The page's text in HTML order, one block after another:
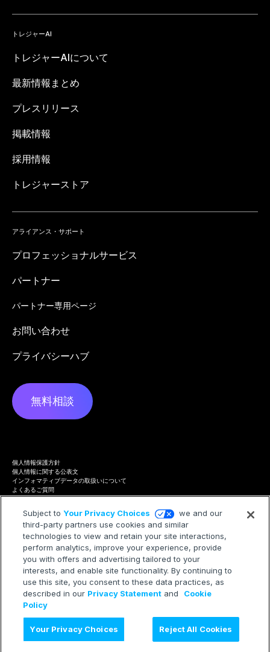
トレジャーAI
トレジャーAIについて
最新情報まとめ
プレスリリース
掲載情報
採用情報
トレジャーストア
アライアンス・サポート
プロフェッショナルサービス
パートナー
パートナー専用ページ
お問い合わせ
プライバシーハブ
無料相談
個人情報保護方針
個人情報に関する公表文
インフォマティブデータの取扱いについて
よくあるご質問
プライバシーハブ
Cookie Policy
Trademarks
Modern Slavery Statement
Your Privacy Choices
©2026 Treasure AI All rights reserved.
Subject toYour Privacy Choices
we and our
third-party partners use cookies and similar
technologies to view and retain your site interactions,
perform analytics, improve your experience, provide
you with offers and advertising tailored to your
interests, and enable site functionality. By continuing to
use this site, you consent to these data practices, as
described in our Privacy Statement and
Cookie
Policy
Your Privacy Choices Reject All Cookies